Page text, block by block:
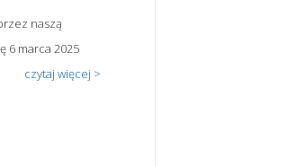
naszą
6 marca 2025
czytaj więcej >